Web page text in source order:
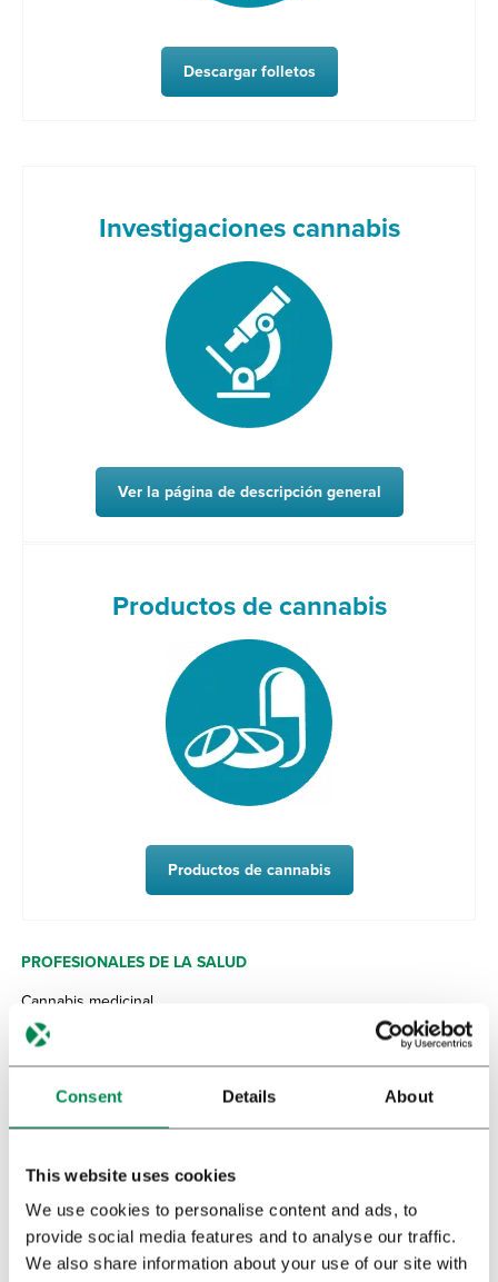
Consent Details About
This website uses cookies
We use cookies to personalise content and ads, to
provide social media features and to analyse our traffic.
We also share information about your use of our site with
Descargar folletos
Investigaciones cannabis
Ver la página de descripción general
Productos de cannabis
Productos de cannabis
PROFESIONALES DE LA SALUD
Cannabis medicinal
Aceite de cannabis
Investigaciones sobre el cannabis